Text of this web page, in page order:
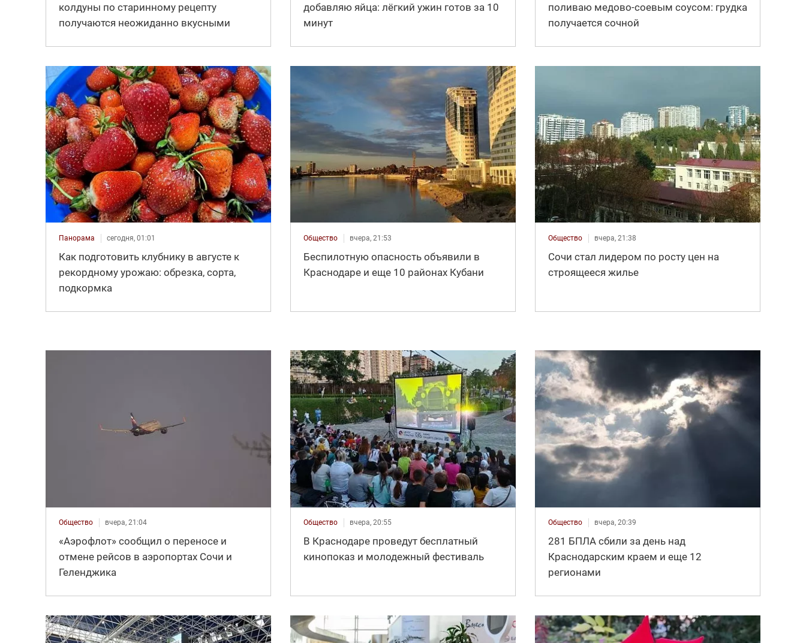
колдуны по старинному рецепту
получаются неожиданно вкусными
добавляю яйца: лёгкий ужин готов за 10
минут
поливаю медово-соевым соусом: грудка
получается сочной
Панорама сегодня, 01:01
Как подготовить клубнику в августе к
рекордному урожаю: обрезка, сорта,
подкормка
Общество вчера, 21:53
Беспилотную опасность объявили в
Краснодаре и еще 10 районах Кубани
Общество вчера, 21:38
Сочи стал лидером по росту цен на
строящееся жилье
Общество вчера, 21:04
«Аэрофлот» сообщил о переносе и
отмене рейсов в аэропортах Сочи и
Геленджика
Общество вчера, 20:55
В Краснодаре проведут бесплатный
кинопоказ и молодежный фестиваль
Общество вчера, 20:39
281 БПЛА сбили за день над
Краснодарским краем и еще 12
регионами